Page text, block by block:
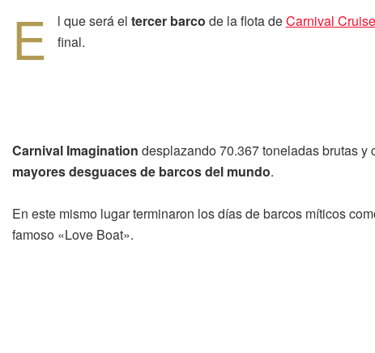
E l que será el tercer barco de la flota deCarnival
final.
Carnival Imagination desplazando 70.367 toneladas brutas
mayores desguaces de barcos del mundo.
En este mismo lugar terminaron los días de barcos míticos
famoso «Love Boat».